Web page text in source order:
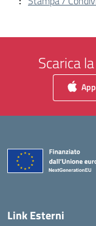
Scarica
Link Esterni